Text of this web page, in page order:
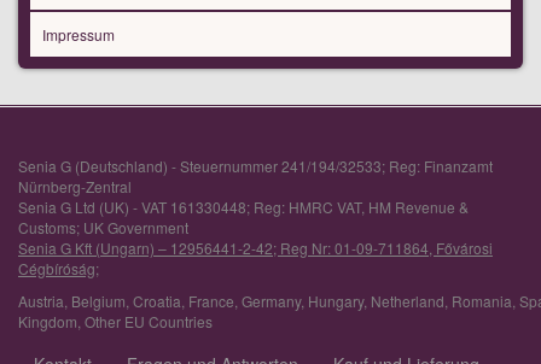
Impressum
Senia G (Deutschland) - Steuernummer 241/194/32533; Reg: Finanzamt
Nürnberg-Zentral
Senia G Ltd (UK) - VAT 161330448; Reg: HMRC VAT, HM Revenue &
Customs; UK Government
Senia G Kft (Ungarn) – 12956441-2-42; Reg Nr: 01-09-711864, Fővárosi
Cégbíróság;
Austria Belgium Croatia France Germany, Hungary, Netherland Romania
Kingdom Other EU Countries